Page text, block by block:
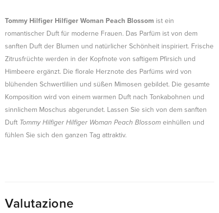
Tommy Hilfiger Hilfiger Woman Peach Blossom ist ein
romantischer Duft für moderne Frauen. Das Parfüm ist von dem
sanften Duft der Blumen und natürlicher Schönheit inspiriert. Frische
Zitrusfrüchte werden in der Kopfnote von saftigem Pfirsich und
Himbeere ergänzt. Die florale Herznote des Parfüms wird von
blühenden Schwertlilien und süßen Mimosen gebildet. Die gesamte
Komposition wird von einem warmen Duft nach Tonkabohnen und
sinnlichem Moschus abgerundet. Lassen Sie sich von dem sanften
Duft Tommy Hilfiger Hilfiger Woman Peach Blossom einhüllen und
fühlen Sie sich den ganzen Tag attraktiv.
Valutazione